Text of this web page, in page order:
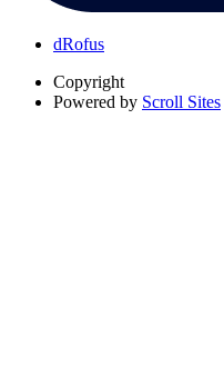
dRofus
Copyright
Powered by Scroll Sites